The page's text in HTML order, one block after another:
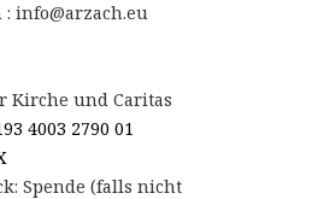
info@arzach.eu
Kirche und Caritas
4003 2790 01
Spende (falls nicht